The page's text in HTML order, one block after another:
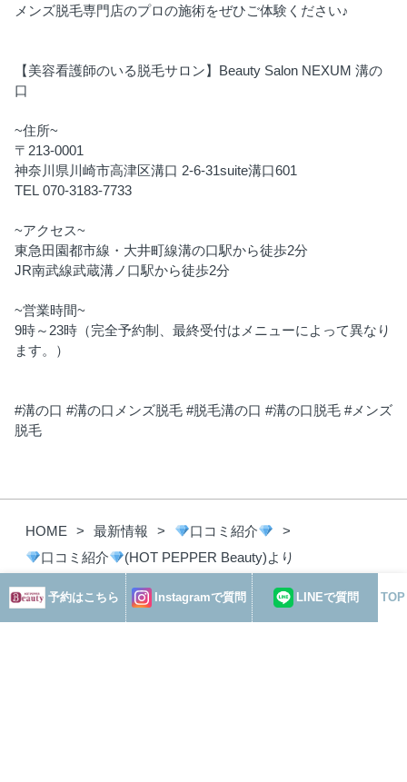
メンズ脱毛専門店のプロの施術をぜひご体験ください♪
【美容看護師のいる脱毛サロン】Beauty Salon NEXUM 溝の
口
~住所~
〒213-0001
神奈川県川崎市高津区溝口 2-6-31suite溝口601
TEL 070-3183-7733
~アクセス~
東急田園都市線・大井町線溝の口駅から徒歩2分
JR南武線武蔵溝ノ口駅から徒歩2分
~営業時間~
9時～23時（完全予約制、最終受付はメニューによって異なり
ます。）
#溝の口 #溝の口メンズ脱毛 #脱毛溝の口 #溝の口脱毛 #メンズ
脱毛
HOME 最新情報
口コミ紹介
口コミ紹介
(HOT PEPPER Beauty)より
予約はこちら Instagramで質問 LINEで質問 TOP